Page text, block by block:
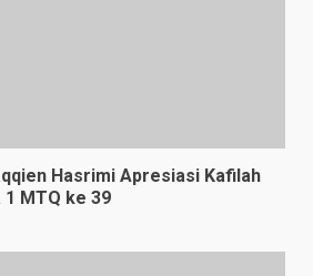
Hasrimi Apresiasi Kafilah
MTQ ke 39